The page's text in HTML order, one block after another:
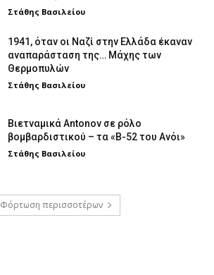
Στάθης Βασιλείου
1941, όταν οι Ναζί στην Ελλάδα έκαναν
αναπαράσταση της… Μάχης των
Θερμοπυλών
Στάθης Βασιλείου
Βιετναμικά Antonov σε ρόλο
βομβαρδιστικού – τα «Β-52 του Ανόι»
Στάθης Βασιλείου
Φόρτωση περισσοτέρων